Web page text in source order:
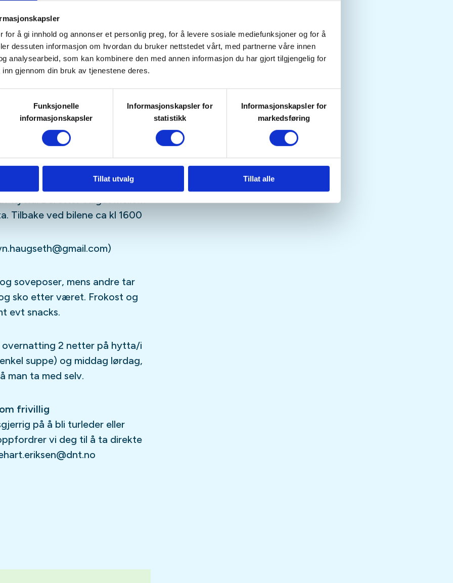
for å gi innhold og annonser et personlig preg, for å levere sosiale mediefunksjoner og for å
dessuten informasjon om hvordan du bruker nettstedet vårt, med partnerne våre innen
analysearbeid, som kan kombinere den med annen informasjon du har gjort tilgjengelig for
gjennom din bruk av tjenestene deres.
Funksjonelle
informasjonskapsler
Informasjonskapsler for
statistikk
Informasjonskapsler for
markedsføring
Tillat utvalg Tillat alle
kl 1800 for de som kan.
seinere. Anbefaler at man
begynner å gå. Felles
2100. Deretter felles
for lørdagens tur.
tur ilag, om værgudene
om ikke holder vi
kvelden og sosial hygge.
hytta. Deretter valget mellom
Tilbake ved bilene ca kl 1600
soveposer, mens andre tar
sko etter været. Frokost og
evt snacks.
overnatting 2 netter på hytta/i
suppe) og middag lørdag,
man ta med selv.
frivillig
på å bli turleder eller
vi deg til å ta direkte